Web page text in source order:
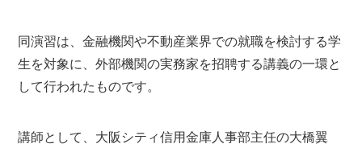
同演習は、金融機関や不動産業界での就職を検討する学
生を対象に、外部機関の実務家を招聘する講義の一環と
して行われたものです。
講師として、大阪シティ信用金庫人事部主任の大橋翼